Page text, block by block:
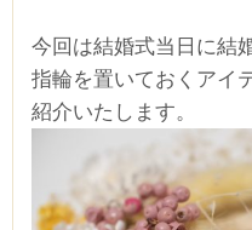
今回は結婚式当日に結
指輪を置いておくアイ
紹介いたします。